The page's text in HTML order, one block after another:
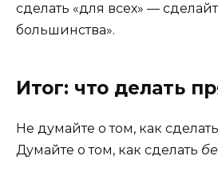
сделать «для всех» —
большинства».
Итог: что делать
Не думайте о том, как
Думайте о том, как сделать